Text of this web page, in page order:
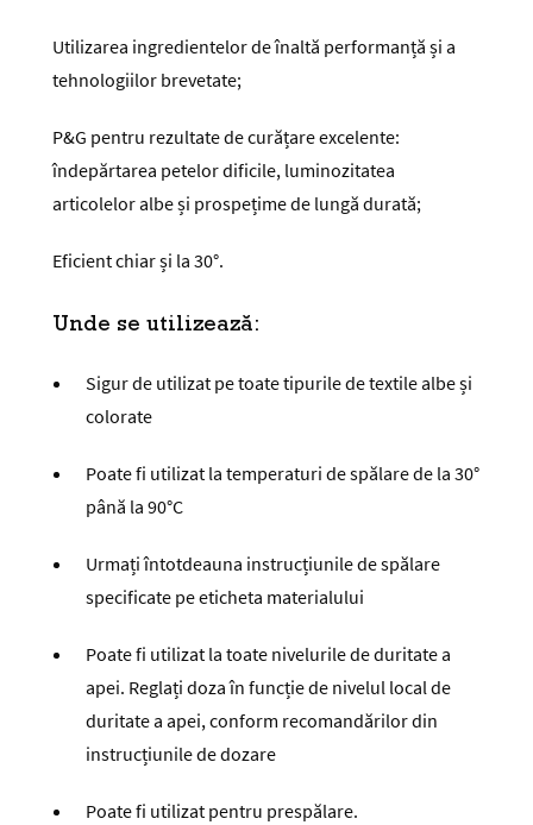
Utilizarea ingredientelor de înaltă performanță și a
tehnologiilor brevetate;
P&G pentru rezultate de curățare excelente:
îndepărtarea petelor dificile, luminozitatea
articolelor albe și prospețime de lungă durată;
Eficient chiar și la 30°.
Unde se utilizează:
Sigur de utilizat pe toate tipurile de textile albe și
colorate
Poate fi utilizat la temperaturi de spălare de la 30°
până la 90°C
Urmați întotdeauna instrucțiunile de spălare
specificate pe eticheta materialului
Poate fi utilizat la toate nivelurile de duritate a
apei. Reglați doza în funcție de nivelul local de
duritate a apei, conform recomandărilor din
instrucțiunile de dozare
Poate fi utilizat pentru prespălare.